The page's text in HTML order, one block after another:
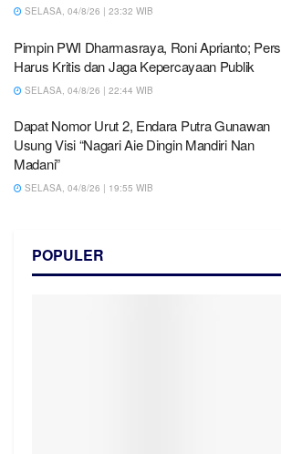
SELASA, 04/8/26 | 23:32 WIB
Pimpin PWI Dharmasraya, Roni Aprianto; Pers
Harus Kritis dan Jaga Kepercayaan Publik
SELASA, 04/8/26 | 22:44 WIB
Dapat Nomor Urut 2, Endara Putra Gunawan
Usung Visi “Nagari Aie Dingin Mandiri Nan
Madani”
SELASA, 04/8/26 | 19:55 WIB
POPULER